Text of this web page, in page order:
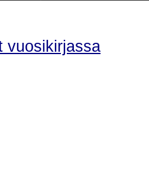
vuosikirjassa